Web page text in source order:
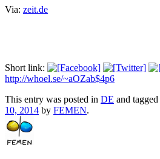
Via: zeit.de
Short link:
http://whoel.se/~aOZab$4p6
This entry was posted in DE and tagged
10, 2014 by FEMEN.